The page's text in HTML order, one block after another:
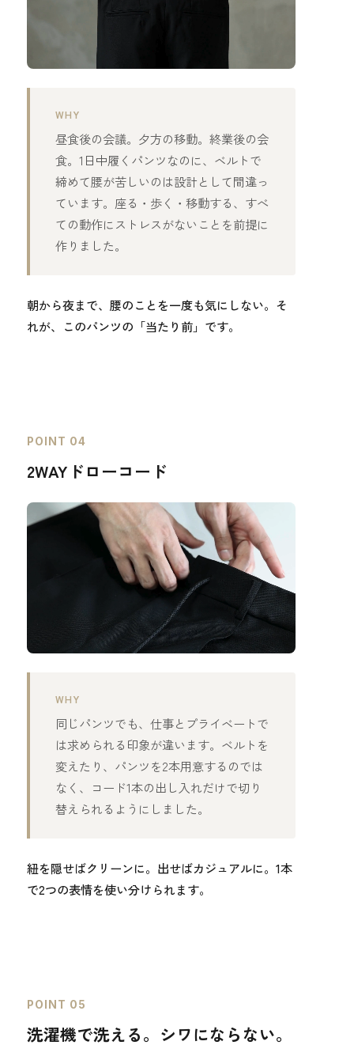
WHY
昼食後の会議。夕方の移動。終業後の会
食。1日中履くパンツなのに、ベルトで
締めて腰が苦しいのは設計として間違っ
ています。座る・歩く・移動する、すべ
ての動作にストレスがないことを前提に
作りました。
朝から夜まで、腰のことを一度も気にしない。そ
れが、このパンツの「当たり前」です。
POINT 04
2WAYドローコード
WHY
同じパンツでも、仕事とプライベートで
は求められる印象が違います。ベルトを
変えたり、パンツを2本用意するのでは
なく、コード1本の出し入れだけで切り
替えられるようにしました。
紐を隠せばクリーンに。出せばカジュアルに。1本
で2つの表情を使い分けられます。
POINT 05
洗濯機で洗える。シワにならない。